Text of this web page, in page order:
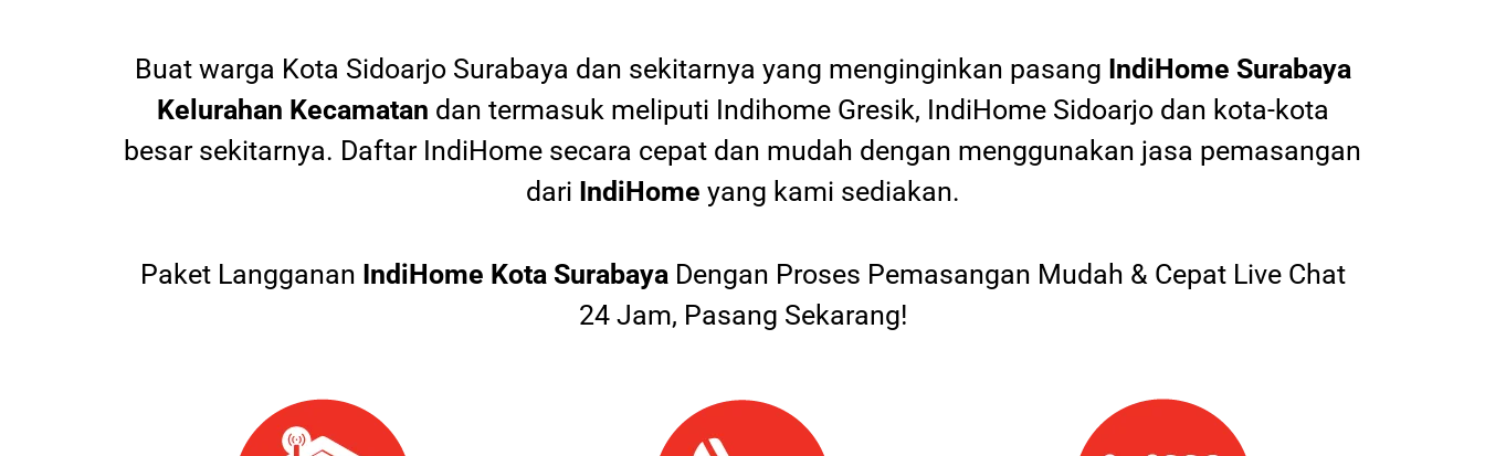
Buat warga Kota Sidoarjo Surabaya dan sekitarnya yang menginginkan pasang IndiHome Surabaya
Kelurahan Kecamatan dan termasuk meliputi Indihome Gresik, IndiHome Sidoarjo dan kota-kota
besar sekitarnya. Daftar IndiHome secara cepat dan mudah dengan menggunakan jasa pemasangan
dari IndiHome yang kami sediakan.
Paket Langganan IndiHome Kota SurabayaDengan Proses Pemasangan Mudah & Cepat Live Chat
24 Jam, Pasang Sekarang!